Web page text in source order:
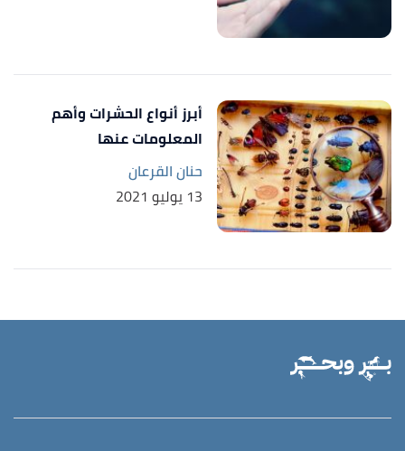
أبرز أنواع الحشرات وأهم
المعلومات عنها
حنان القرعان
13 يوليو 2021